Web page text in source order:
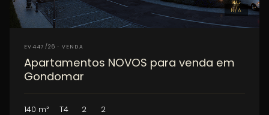
N/A
EV447/26 · VENDA
Apartamentos NOVOS para venda em
Gondomar
140 m² T4 2 2